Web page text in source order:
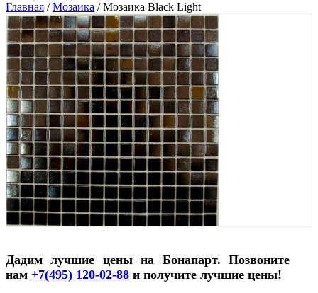
Главная /Мозаика /Мозаика Black Light
Дадим лучшие цены на Бонапарт. Позвоните
нам +7(495) 120-02-88 и получите лучшие цены!